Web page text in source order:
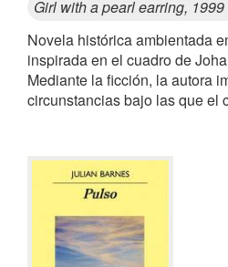
Girl with a pearl earring, 1999
Novela histórica ambientada
inspirada en el cuadro de
Mediante la ficción, la autora
circunstancias bajo las que el